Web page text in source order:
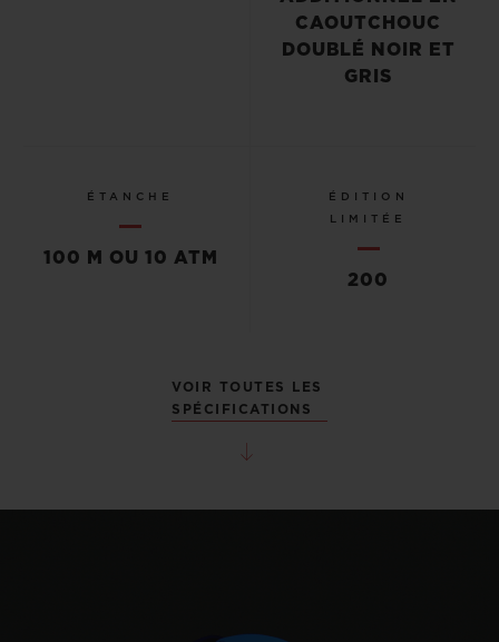
CAOUTCHOUC
DOUBLÉ NOIR ET
GRIS
ÉTANCHE
100 M OU 10 ATM
ÉDITION
LIMITÉE
200
VOIR TOUTES LES
SPÉCIFICATIONS